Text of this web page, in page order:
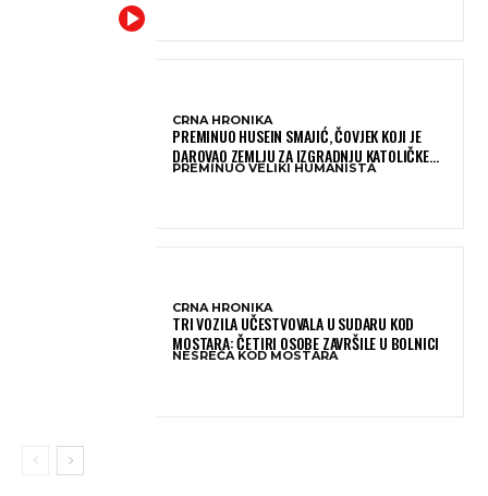
CRNA HRONIKA
PREMINUO HUSEIN SMAJIĆ, ČOVJEK KOJI JE
DAROVAO ZEMLJU ZA IZGRADNJU KATOLIČKE
CRKVE U BUGOJNU
PREMINUO VELIKI HUMANISTA
CRNA HRONIKA
TRI VOZILA UČESTVOVALA U SUDARU KOD
MOSTARA: ČETIRI OSOBE ZAVRŠILE U BOLNICI
NESREĆA KOD MOSTARA